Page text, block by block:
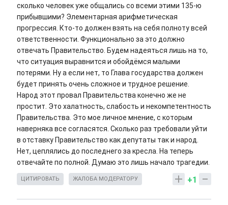
сколько человек уже общались со всеми этими 135-ю
прибывшими? Элементарная арифметическая
прогрессия. Кто-то должен взять на себя полноту всей
ответственности. Функционально за это должно
отвечать Правительство. Будем надеяться лишь на то,
что ситуация выравнится и обойдёмся малыми
потерями. Ну а если нет, то Глава государства должен
будет принять очень сложное и трудное решение.
Народ этот провал Правительства конечно же не
простит. Это халатность, слабость и некомпетентность
Правительства. Это мое личное мнение, с которым
наверняка все согласятся. Сколько раз требовали уйти
в отставку Правительство как депутаты так и народ.
Нет, цеплялись до последнего за кресла. На теперь
отвечайте по полной. Думаю это лишь начало трагедии.
+1
ЦИТИРОВАТЬ ЖАЛОБА МОДЕРАТОРУ